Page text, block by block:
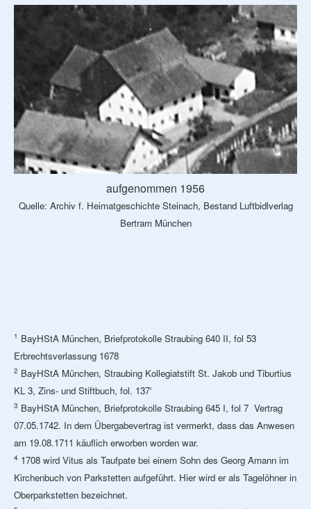
aufgenommen 1956
Quelle: Archiv f. Heimatgeschichte Steinach, Bestand Luftbidlverlag
Bertram München
1 BayHStA München, Briefprotokolle Straubing 640 II, fol 53
Erbrechtsverlassung 1678
2 BayHStA München, Straubing Kollegiatstift St. Jakob und Tiburtius
KL 3, Zins- und Stiftbuch, fol. 137‘
3 BayHStA München, Briefprotokolle Straubing 645 I, fol 7 Vertrag
07.05.1742. In dem Übergabevertrag ist vermerkt, dass das Anwesen
am 19.08.1711 käuflich erworben worden war.
4 1708 wird Vitus als Taufpate bei einem Sohn des Georg Amann im
Kirchenbuch von Parkstetten aufgeführt. Hier wird er als Tagelöhner in
Oberparkstetten bezeichnet.